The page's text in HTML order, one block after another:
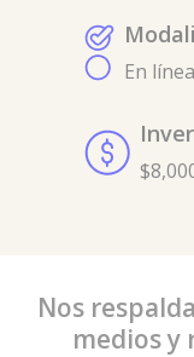
En
Nos
medios y